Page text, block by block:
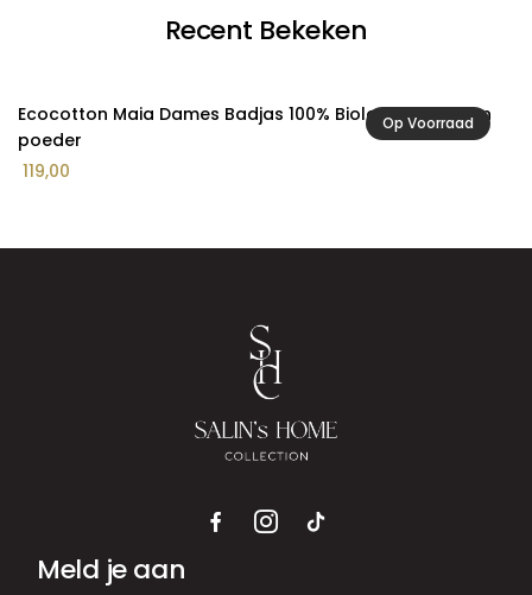
Recent Bekeken
Op Voorraad
Ecocotton Maia Dames Badjas 100% Biologisch Katoen
poeder
119,00
Meld je aan